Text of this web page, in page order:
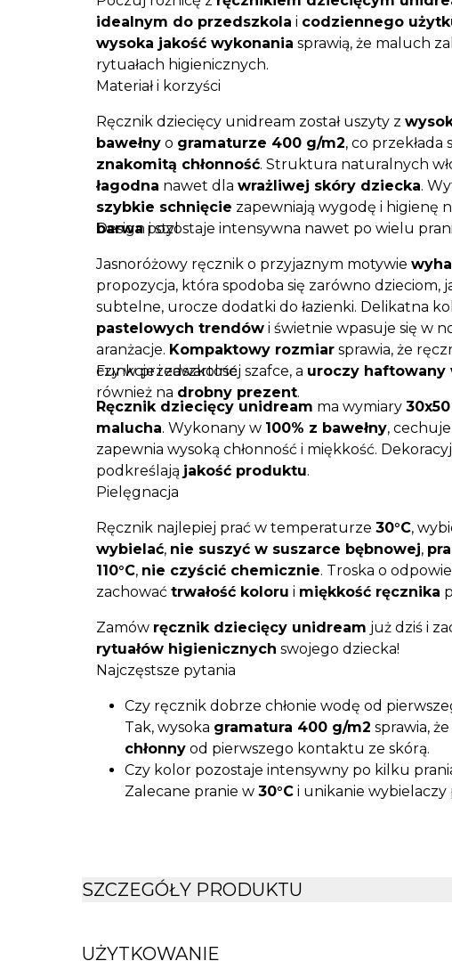
idealnym do przedszkola i codziennego
wysoka jakość wykonania sprawią, że maluch
rytuałach higienicznych.
Materiał i korzyści
Ręcznik dziecięcy unidream został uszyty z
bawełny o gramaturze 400 g/m2, co przekłada
znakomitą chłonność. Struktura naturalnych
łagodna nawet dla wrażliwej skóry dziecka.
szybkie schnięcie zapewniają wygodę i higienę
barwapozostaje intensywna nawet po wielu
Design i styl
Jasnoróżowy ręcznik o przyjaznym motywie
propozycja, która spodoba się zarówno dzieciom,
subtelne, urocze dodatki do łazienki. Delikatna
pastelowych trendów i świetnie wpasuje się w
aranżacje. Kompaktowy rozmiar sprawia, że
czy w przedszkolnej szafce, a uroczy haftowany
również na drobny prezent.
Funkcje i zawartość
Ręcznik dziecięcy unidream ma wymiary
malucha. Wykonany w 100% z bawełny, cechuje
zapewnia wysoką chłonność i miękkość.
podkreślają jakość produktu.
Pielęgnacja
Ręcznik najlepiej prać w temperaturze 30°C,
wybielać, nie suszyć w suszarce bębnowej,
110°C, nie czyścić chemicznie. Troska o
zachować trwałość koloru i miękkość ręcznika
Zamów ręcznik dziecięcy unidream już dziś i
rytuałów higienicznych swojego dziecka!
Najczęstsze pytania
Czy ręcznik dobrze chłonie wodę od
Tak, wysoka gramatura 400 g/m2 sprawia,
chłonny od pierwszego kontaktu ze skórą.
Czy kolor pozostaje intensywny po kilku
Zalecane pranie w 30°C i unikanie wybielaczy
podrażnia skóry.
Czy ręcznik posiada praktyczną pętelkę?
SZCZEGÓŁY PRODUKTU
UŻYTKOWANIE